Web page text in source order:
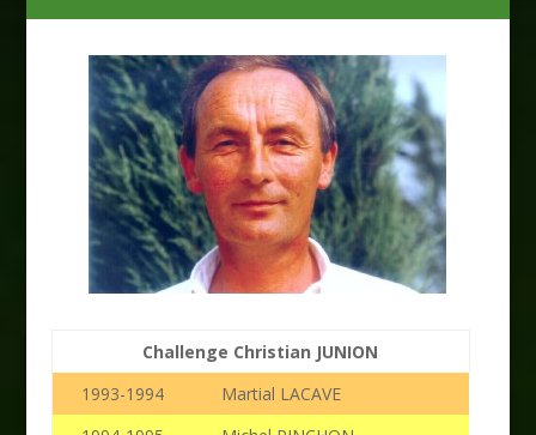
Challenge Christian JUNION
1993-1994
Martial LACAVE